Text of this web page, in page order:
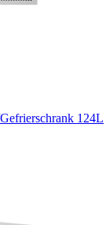
124L